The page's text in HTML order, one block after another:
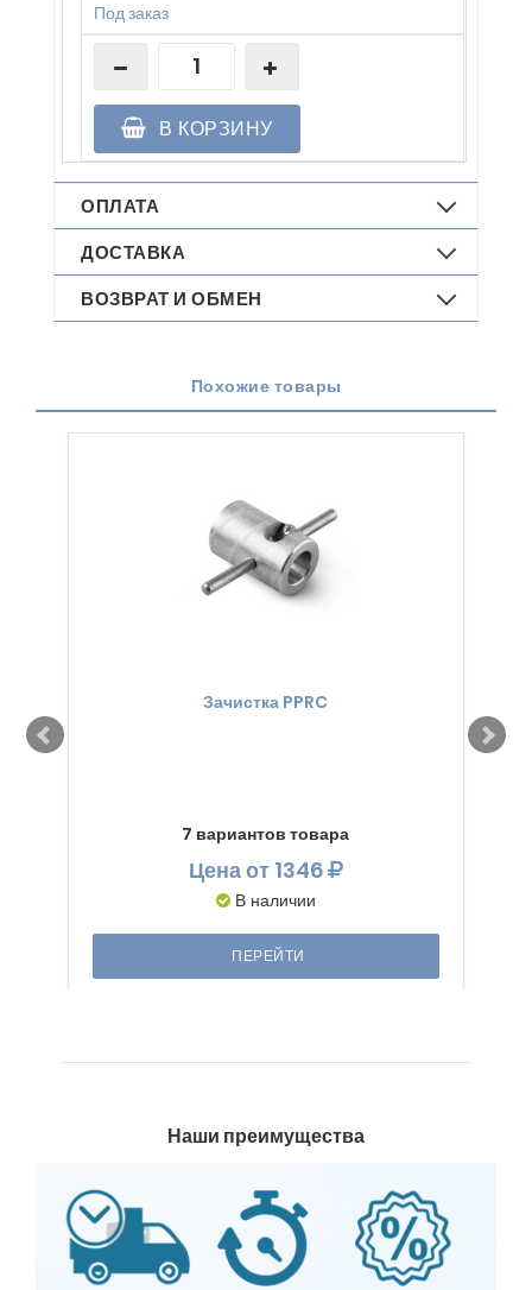
Под заказ
В КОРЗИНУ
ОПЛАТА
ДОСТАВКА
ВОЗВРАТ И ОБМЕН
Похожие товары
Зачистка PPRC
7 вариантов товара
Ценаот 1346
В наличии
ПЕРЕЙТИ
Наши преимущества